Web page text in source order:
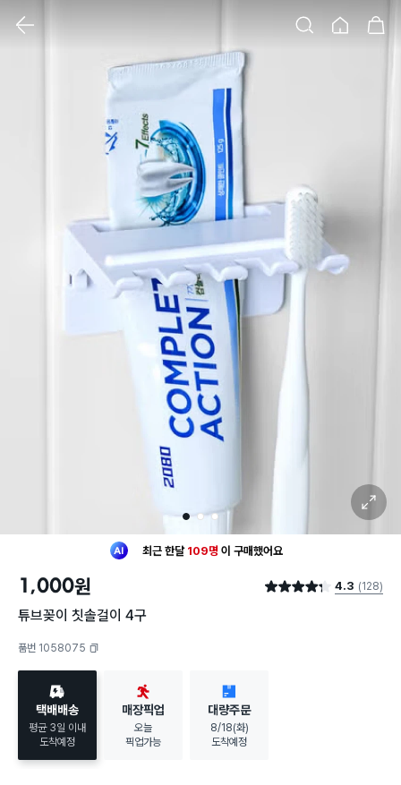
1 2 3
확대 보기
최근 한달 109명 이 구매했어요
구매했어요
1,000원 별점 4.3점 4.3 (128)
튜브꽂이 칫솔걸이 4구
품번 1058075
택배배송
평균 3일 이내
도착예정
매장픽업
오늘
픽업가능
대량주문
8/18(화)
도착예정